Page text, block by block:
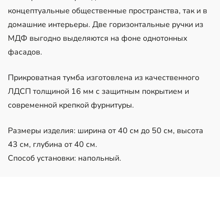
концептуальные общественные пространства, так и в
домашние интерьеры. Две горизонтальные ручки из
МДФ выгодно выделяются на фоне однотонных
фасадов.
Прикроватная тумба изготовлена из качественного
ЛДСП толщиной 16 мм с защитным покрытием и
современной крепкой фурнитуры.
Размеры изделия: ширина от 40 см до 50 см, высота
43 см, глубина от 40 см.
Способ установки: напольный.